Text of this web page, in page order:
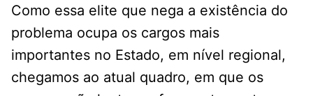
Como essa elite que nega a existência do
problema ocupa os cargos mais
importantes no Estado, em nível regional,
chegamos ao atual quadro, em que os